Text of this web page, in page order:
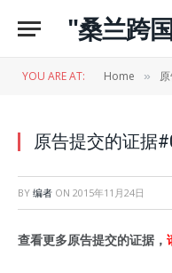
"桑兰跨
YOU ARE AT: Home »
原告提交的证据
BY 编者 ON 2015年11月24日
查看更多原告提交的证据，